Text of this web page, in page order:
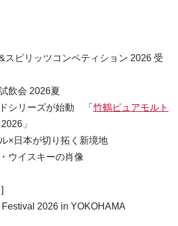
ピリッツコンペティション 2026 受
飲会 2026夏
シリーズが始動 「 竹鶴ピュアモルト
」
×日本が切り拓く新境地
ウイスキーの肖像
2026 in YOKOHAMA